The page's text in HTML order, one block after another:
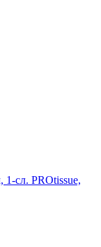
сл. PROtissue,